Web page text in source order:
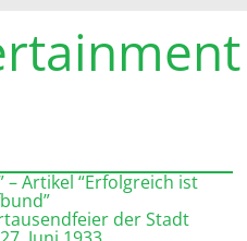
– Artikel “Erfolgreich ist
der Stadt